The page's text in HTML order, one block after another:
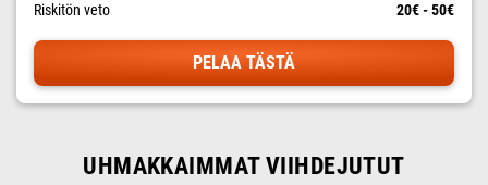
Riskitön veto 20€ - 50€
PELAA TÄSTÄ
UHMAKKAIMMAT VIIHDEJUTUT